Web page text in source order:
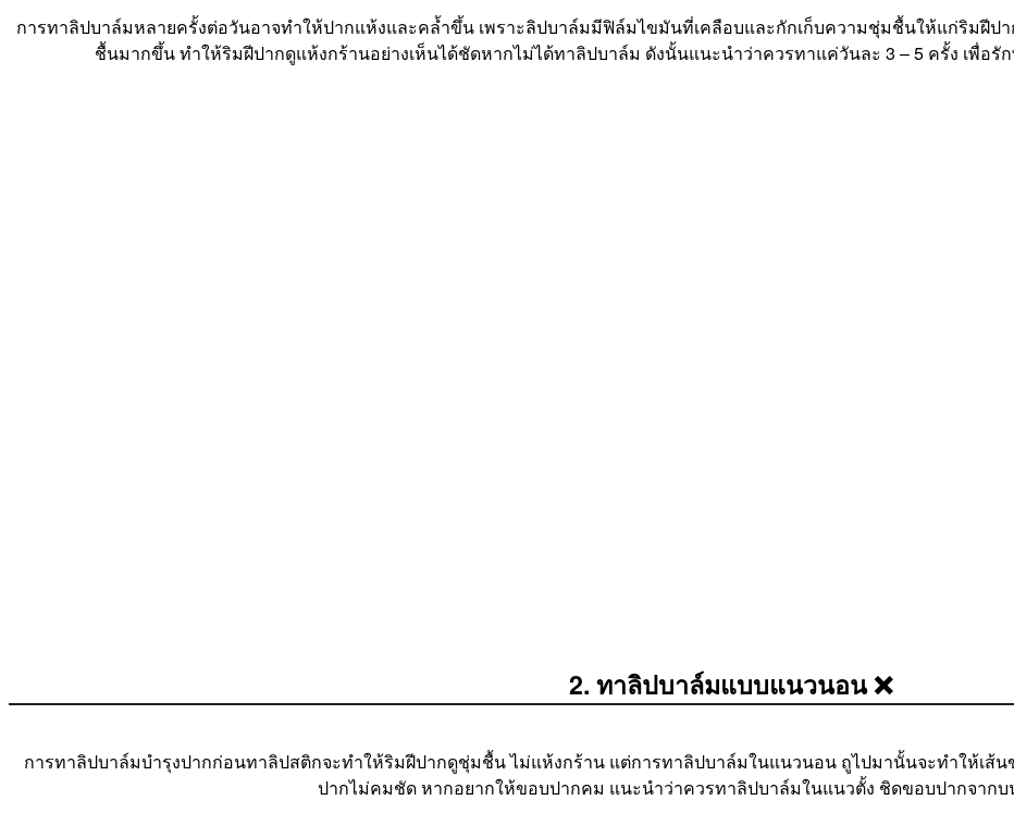
การทาลิปบาล์มหลายครั้งต่อวันอาจทำให้ปากแห้งและคล้ำขึ้น เพราะลิปบาล์มมีฟิล์มไขมันที่เคลือบและกักเก็บความชุ่มชื้นให้แก่ริมฝีป
ชื้นมากขึ้น ทำให้ริมฝีปากดูแห้งกร้านอย่างเห็นได้ชัดหากไม่ได้ทาลิปบาล์ม ดังนั้นแนะนำว่าควรทาแค่วันละ 3 – 5 ครั้ง เพื่อ
2. ทาลิปบาล์มแบบแนวนอน ❌
การทาลิปบาล์มบำรุงปากก่อนทาลิปสติกจะทำให้ริมฝีปากดูชุ่มชื้น ไม่แห้งกร้าน แต่การทาลิปบาล์มในแนวนอน ถูไปมานั้นจะทำให้เส้
ปากไม่คมชัด หากอยากให้ขอบปากคม แนะนำว่าควรทาลิปบาล์มในแนวตั้ง ชิดขอบปากจากบ